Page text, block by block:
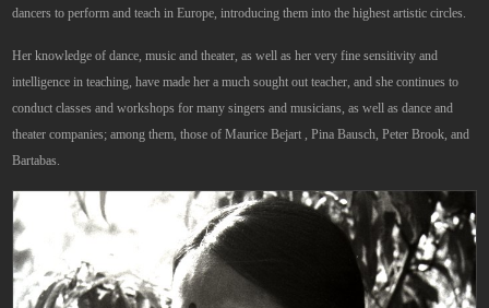
dancers to perform and teach in Europe, introducing them into the highest artistic circles.
Her knowledge of dance, music and theater, as well as her very fine sensitivity and
intelligence in teaching, have made her a much sought out teacher, and she continues to
conduct classes and workshops for many singers and musicians, as well as dance and
theater companies; among them, those of Maurice Bejart , Pina Bausch, Peter Brook, and
Bartabas.